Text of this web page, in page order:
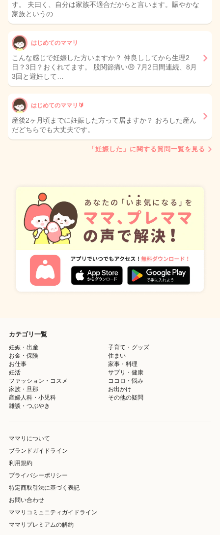
す。 夫曰く、自分は家族不適合だからと言います。賑やかな
家族というの…
はじめてのママリ
こんな感じで妊娠した方いますか？ 仲良ししてから生理2
日？3日？おくれてます。 股関節痛い😣 7月2日間連続、8月
3回と避妊して…
はじめてのママリ🔰
産後2ヶ月頃までに妊娠した方って居ますか？ おろした産ん
だどちらでも大丈夫です。
「妊娠した」に関する質問一覧を見る
カテゴリ一覧
妊娠・出産
子育て・グッズ
お金・保険
住まい
お仕事
家事・料理
妊活
サプリ・健康
ファッション・コスメ
ココロ・悩み
家族・旦那
お出かけ
産婦人科・小児科
その他の疑問
雑談・つぶやき
ママリについて
ブランドガイドライン
利用規約
プライバシーポリシー
特定商取引法に基づく表記
お問い合わせ
ママリコミュニティガイドライン
ママリプレミアムの解約